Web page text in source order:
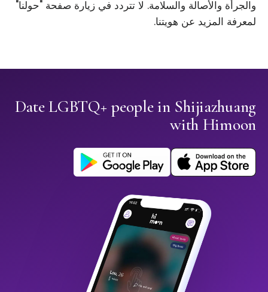
والجرأة والأصالة والسلامة. لا تتردد في زيارة صفحة "حولنا"
لمعرفة المزيد عن هويتنا.
Date LGBTQ+ people in Shijiazhuang
with Himoon